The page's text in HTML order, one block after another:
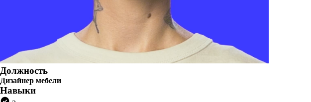
Должность
Дизайнер мебели
Навыки